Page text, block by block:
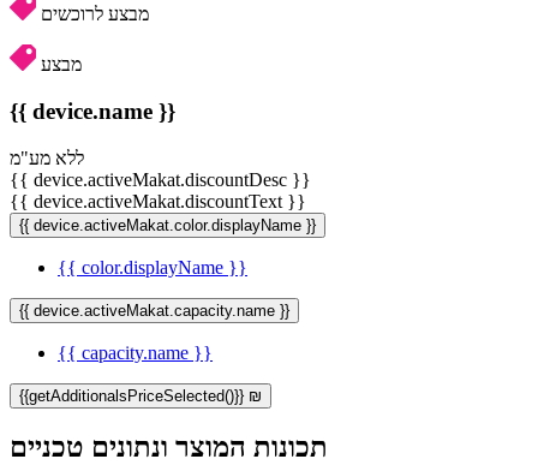
מבצע לרוכשים
מבצע
{{ device.name }}
ללא מע"מ
{{ device.activeMakat.discountDesc }}
{{ device.activeMakat.discountText }}
{{ device.activeMakat.color.displayName }}
{{ color.displayName }}
{{ device.activeMakat.capacity.name }}
{{ capacity.name }}
{{getAdditionalsPriceSelected()}} ₪
תכונות המוצר ונתונים טכניים